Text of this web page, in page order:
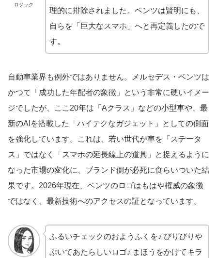
ロジック
理的に排除されました。ベンツは賢明にも、
自らを「巨大なスマホ」へと再定義したので
す。
自動車業界も例外ではありません。メルセデス・ベンツは
かつて「成功した年配者の象徴」という非常に硬いイメー
ジでしたが、ここ20年は「Aクラス」などの小型車や、最
新のAIを搭載した「ハイテクなガジェット」としての側面
を強化しています。これは、若い世代が車を「ステータ
ス」ではなく「スマホの延長線上の道具」と捉えるように
なった市場の変化に、ブランド側が必死に食らいついた結
果です。2026年現在、ベンツのロゴはもはや権威の象徴
ではなく、最新技術へのアクセスの証となっています。
ふるいチェックのおようふくを♪ びりびりや
ぶいてあたらしいロゴ♪ まほうをかけてキラ